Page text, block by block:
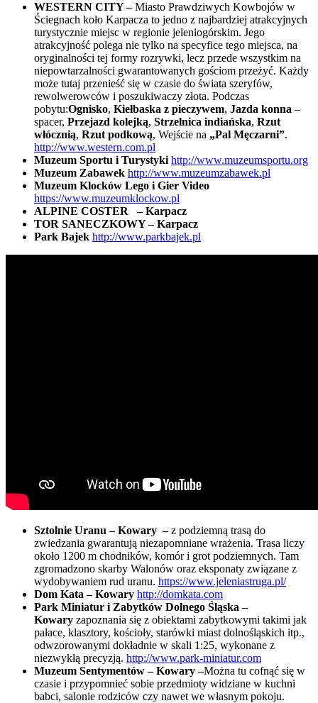
WESTERN CITY –Miasto Prawdziwych Kowbojów w
Ściegnach koło Karpacza to jedno z najbardziej atrakcyjnych
turystycznie miejsc w regionie jeleniogórskim. Jego
atrakcyjność polega nie tylko na specyfice tego miejsca, na
oryginalności tej formy rozrywki, lecz przede wszystkim na
niepowtarzalności gwarantowanych gościom przeżyć. Każdy
może tutaj przenieść się w czasie do świata szeryfów,
rewolwerowców i poszukiwaczy złota. Podczas
pobytu:Ognisko, Kiełbaska z pieczywem, Jazda konna –
spacer, Przejazd kolejką, Strzelnica indiańska, Rzut
włócznią, Rzut podkową, Wejście na „Pal Męczarni”.
http://www.western.com.pl
Muzeum Sportu i Turystyki http://www.muzeumsportu.org
Muzeum Zabawek http://www.muzeumzabawek.pl
Muzeum Klocków Lego i Gier Video
https://www.muzeumklockow.pl
ALPINE COSTER – Karpacz
TOR SANECZKOWY – Karpacz
Park Bajek http://www.parkbajek.pl
Sztolnie Uranu – Kowary –z podziemną trasą do
zwiedzania gwarantują niezapomniane wrażenia. Trasa liczy
około 1200 m chodników, komór i grot podziemnych. Tam
zgromadzono skarby Walonów oraz eksponaty związane z
wydobywaniem rud uranu. https://www.jeleniastruga.pl/
Dom Kata – Kowary http://domkata.com
Park Miniatur i Zabytków Dolnego Śląska –
Kowary zapoznania się z obiektami zabytkowymi takimi jak
pałace, klasztory, kościoły, starówki miast dolnośląskich itp.,
odwzorowanymi dokładnie w skali 1:25, wykonane z
niezwykłą precyzją. http://www.park-miniatur.com
Muzeum Sentymentów – Kowary –Można tu cofnąć się w
czasie i przypomnieć sobie przedmioty widziane w kuchni
babci, salonie rodziców czy nawet we własnym pokoju.